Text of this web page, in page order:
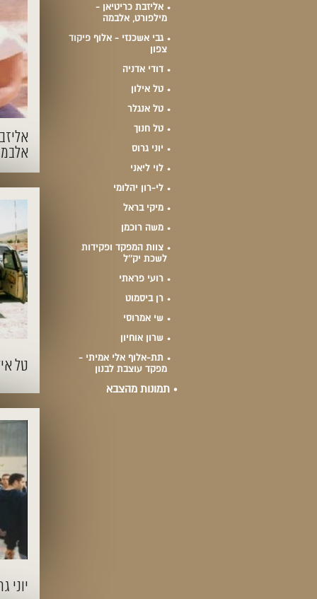
אליזבת כריטיאן -
מילפורט, אלבמה
גבי אשכנזי - אלוף פיקוד
צפון
דודי אדניה
טל אילון
טל אנגלר
טל חנוך
יוני גרוס
לוי ליאני
לי-רון יהלומי
מיקי בראל
משה רוכמן
צוות המפקד ופקידות
לשכת יק``ל
רועי פראתי
רן ביסמוט
שי אמרוסי
שרון אוחיון
תת-אלוף אלי אמיתי -
מפקד עוצבת לבנון
תמונות מהצבא
טל
יוני